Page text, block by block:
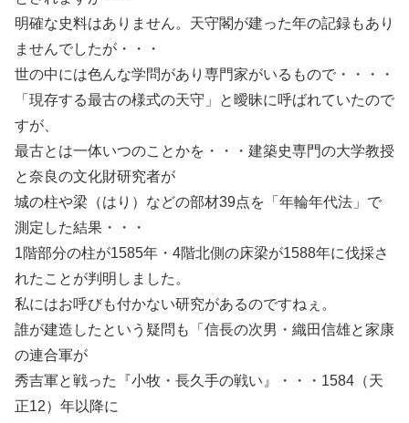
明確な史料はありません。天守閣が建った年の記録もあり
ませんでしたが・・・
世の中には色んな学問があり専門家がいるもので・・・・
「現存する最古の様式の天守」と曖昧に呼ばれていたので
すが、
最古とは一体いつのことかを・・・建築史専門の大学教授
と奈良の文化財研究者が
城の柱や梁（はり）などの部材39点を「年輪年代法」で
測定した結果・・・
1階部分の柱が1585年・4階北側の床梁が1588年に伐採さ
れたことが判明しました。
私にはお呼びも付かない研究があるのですねぇ。
誰が建造したという疑問も「信長の次男・織田信雄と家康
の連合軍が
秀吉軍と戦った『小牧・長久手の戦い』・・・1584（天
正12）年以降に